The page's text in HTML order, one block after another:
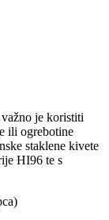
je koristiti
ili ogrebotine
staklene kivete
HI96 te s